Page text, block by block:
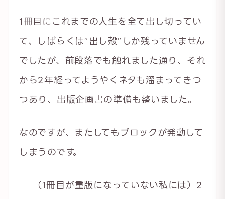
1冊目にこれまでの人生を全て出し切ってい
て、しばらくは”出し殻”しか残っていません
でしたが、前段落でも触れました通り、それ
から2年経ってようやくネタも溜まってきつ
つあり、出版企画書の準備も整いました。
なのですが、またしてもブロックが発動して
しまうのです。
（1冊目が重版になっていない私には）2